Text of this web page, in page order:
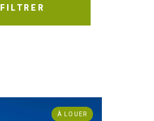
FILTRER
À LOUER